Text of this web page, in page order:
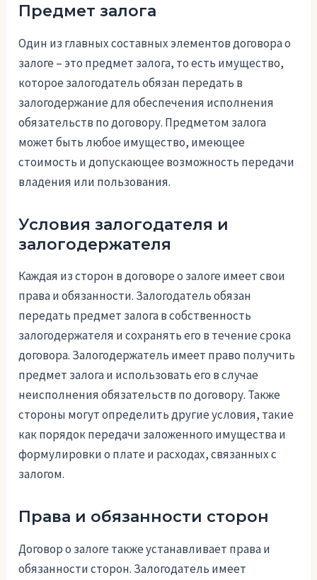
Предмет залога
Один из главных составных элементов договора о
залоге – это предмет залога, то есть имущество,
которое залогодатель обязан передать в
залогодержание для обеспечения исполнения
обязательств по договору. Предметом залога
может быть любое имущество, имеющее
стоимость и допускающее возможность передачи
владения или пользования.
Условия залогодателя и
залогодержателя
Каждая из сторон в договоре о залоге имеет свои
права и обязанности. Залогодатель обязан
передать предмет залога в собственность
залогодержателя и сохранять его в течение срока
договора. Залогодержатель имеет право получить
предмет залога и использовать его в случае
неисполнения обязательств по договору. Также
стороны могут определить другие условия, такие
как порядок передачи заложенного имущества и
формулировки о плате и расходах, связанных с
залогом.
Права и обязанности сторон
Договор о залоге также устанавливает права и
обязанности сторон. Залогодатель имеет